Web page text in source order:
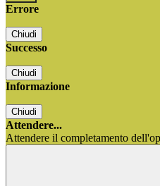
Errore
Chiudi
Successo
Chiudi
Informazione
Chiudi
Attendere...
Attendere il completamento